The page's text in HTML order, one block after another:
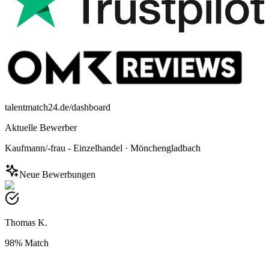
talentmatch24.de/dashboard
Aktuelle Bewerber
Kaufmann/-frau - Einzelhandel · Mönchengladbach
Neue Bewerbungen
Thomas K.
98% Match